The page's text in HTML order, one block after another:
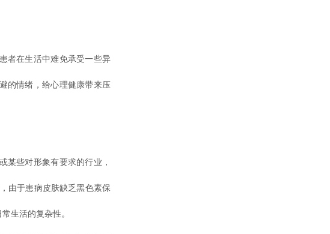
者在生活中难免承受一些异
的情绪，给心理健康带来压
些对形象有要求的行业，
由于患病皮肤缺乏黑色素保
生活的复杂性。